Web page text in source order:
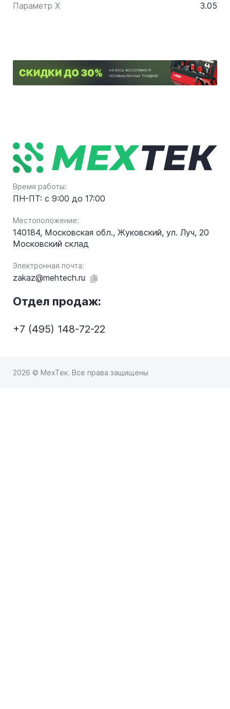
Параметр X 3.05
Время работы:
ПН-ПТ: с 9:00 до 17:00
Местоположение:
140184, Московская обл., Жуковский, ул. Луч, 20
Московский склад
Электронная почта:
zakaz@mehtech.ru
Отдел продаж:
+7 (495) 148-72-22
2026 © МехТек. Все права защищены